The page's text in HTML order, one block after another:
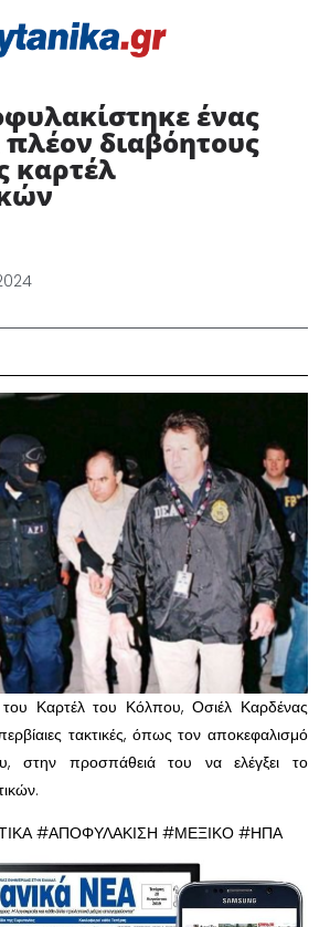
ένας
διαβόητους
καρτέλ
Καρτέλ του Κόλπου, Οσιέλ Καρδένας
τακτικές, όπως τον αποκεφαλισμό
στην προσπάθειά του να ελέγξει το
#ΑΠΟΦΥΛΑΚΙΣΗ #ΜΕΞΙΚΟ #ΗΠΑ